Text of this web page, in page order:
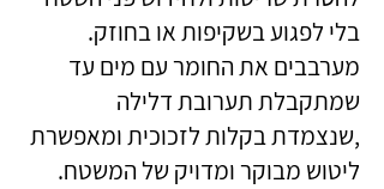
בלי לפגוע בשקיפות או בחוזק.
מערבבים את החומר עם מים עד
שמתקבלת תערובת דלילה
,שנצמדת בקלות לזכוכית ומאפשרת
ליטוש מבוקר ומדויק של המשטח.